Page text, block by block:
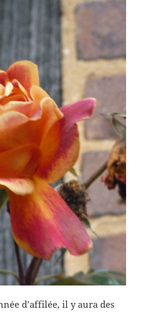
d’affilée, il y aura des